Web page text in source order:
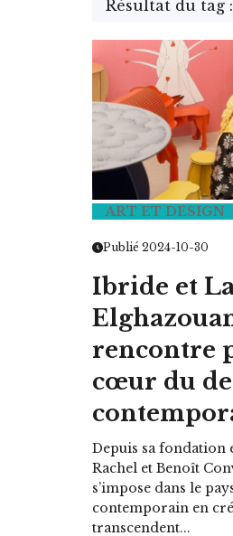
Résultat du tag
ART ET DESIGN
Publié 2024-10-30
Ibride et
rencontre
cœur du
Depuis sa fondation
Rachel et Benoît
s’impose dans le
contemporain en
transcendent...
LUNDI 23